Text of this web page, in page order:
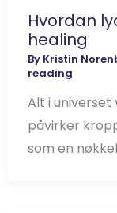
Hvordan
healing
By Kristin
reading
Alt i universet
påvirker
som en